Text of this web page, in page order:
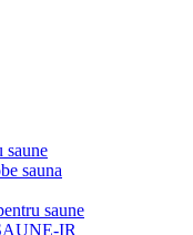
saune
sauna
saune
IR